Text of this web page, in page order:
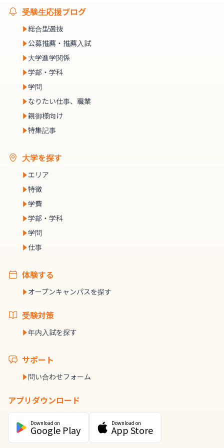
受験生応援ブログ
総合型選抜
公募推薦・推薦入試
大学進学関係
学部・学科
学問
なりたい仕事、職業
親御様向け
特集記事
大学を探す
エリア
特徴
学費
学部・学科
学問
仕事
体験する
オープンキャンパスを探す
受験対策
年内入試を探す
サポート
問い合わせフォーム
アプリダウンロード
Download on
Google Play
Download on
App Store